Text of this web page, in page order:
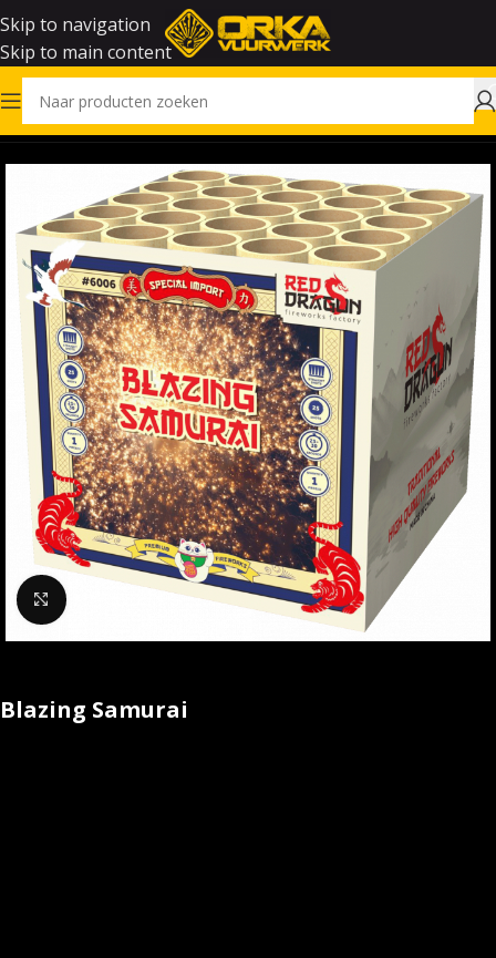
Skip to navigation
Skip to main content
Home Vuurwerk
Klik om te vergroten
Blazing Samurai